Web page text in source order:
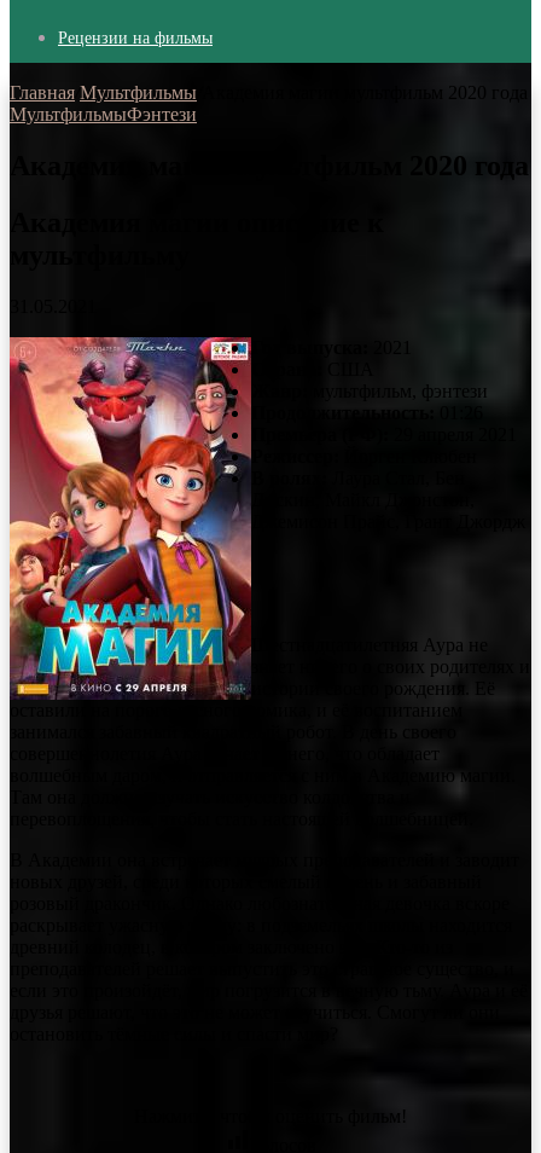
Рецензии на фильмы
Главная Мультфильмы
Академия магии мультфильм 2020 года
МультфильмыФэнтези
Академия магии мультфильм 2020 года
мультфильм, фэнтези
Шестнадцатилетняя Аура не
знает ничего о своих родителях и
истории своего рождения. Её
оставили на пороге лесного домика, и её воспитанием
совершеннолетия Аура узнает от него, что обладает
волшебным даром, и отправляется с ним в Академию магии.
Нажмите, чтобы оценить фильм!